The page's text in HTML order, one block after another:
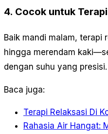
4. Cocok untuk
Baik mandi malam, terapi
hingga merendam
dengan suhu yang presisi.
Baca juga:
Terapi Relaksasi Di
Rahasia Air Hangat: